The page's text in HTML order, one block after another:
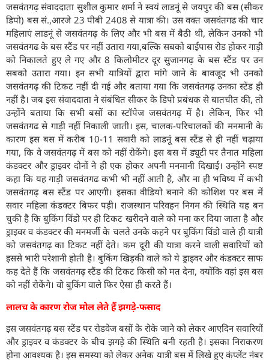
जसवंतगढ़ संवाददाता सुशील कुमार शर्मा ने स्वयं लाडनूं से जयपुर की बस (सीकर
डिपो) बस सं.,आरजे 23 पीबी 2408 से यात्रा की। उस वक्त जसवंतगढ की चार
महिलाएं लाडनूं से जसवंतगढ़ के लिए और भी बस में बैठी थी, लेकिन उनको भी
जसवंतगढ के बस स्टैंड पर नहीं उतारा गया,बल्कि सबको बाईपास रोड होकर गाड़ी
को निकालते हुए ले गए और 8 किलोमीटर दूर सुजानगढ़ के बस स्टैंड पर उन
सबको उतारा गया। इन सभी यात्रियों द्वारा मांगे जाने के बावजूद भी उनको
जसवंतगढ़ की टिकट नहीं दी गई और बताया गया कि जसवंतगढ़ उनका स्टेंड ही
नहीं है। जब इस संवाददाता ने संबंधित सीकर के डिपो प्रबंधक से बातचीत की, तो
उन्होंने बताया कि सभी बसों का स्टॉपेज जसवंतगढ़ में है। लेकिन, फिर भी
जसवंतगढ से गाड़ी नहीं निकाली जाती। इस, चालक-परिचालकों की मनमानी के
कारण इस बस में करीब 10-11 सवारी को लाडनूं बस स्टैंड से ही नहीं चढ़ाया
गया, कि वे जसवंतगढ़ में बस को नहीं रोकेंगे। इस बस में ड्यूटी पर तैनात महिला
कंडक्टर और ड्राइवर दोनों ने ही एक होकर अपनी मनमानी दिखाई। उन्होंने स्पष्ट
कहा कि यह गाड़ी जसवंतगढ कभी भी नहीं आती है, और ना ही भविष्य में कभी
जसवंतगढ़ बस स्टैंड पर आएगी। इसका वीडियो बनाने की कोशिश पर बस में
सवार महिला कंडक्टर बिफर पड़ी। राजस्थान परिवहन निगम की स्थिति यह बन
चुकी है कि बुकिंग विंडो पर ही टिकट खरीदने वाले को मना कर दिया जाता है और
ड्राइवर व कंडक्टर की मनमर्जी के चलते उनके कहने पर बुकिंग विंडो वाले ही यात्री
को जसवंतगढ़ का टिकट नहीं देते। कम दूरी की यात्रा करने वाली सवारियों को
इससे भारी परेशानी होती है। बुकिंग खिड़की वाले को ये ड्राइवर और कंडक्टर साफ
कह देते हैं कि जसवंतगढ़ स्टैंड की टिकट किसी को मत देना, क्योंकि वहां इस बस
को नहीं रोकेंगे। वो बुकिंग वाले फिर ऐसा ही करते हैं।
लालच के कारण रोज मोल लेते हैं झगड़े-फसाद
इस जसवंतगढ़ बस स्टेंड पर रोडवेज बसों के रोके जाने को लेकर आएदिन सवारियों
और ड्राइवर व कंडक्टर के बीच झगड़े की स्थिति बनी रहती है। इसका निराकरण
होना आवश्यक है। इस समस्या को लेकर अनेक यात्री बस में लिखे हुए कंप्लेंट नंबर